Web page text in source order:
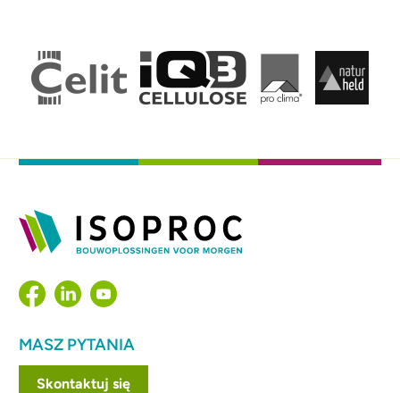
MASZ PYTANIA
Skontaktuj się